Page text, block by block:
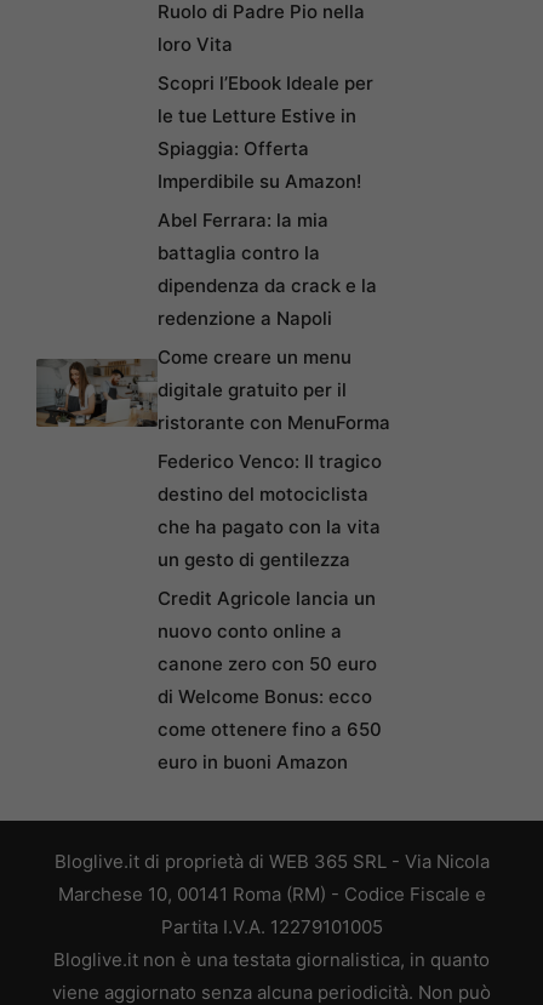
Ruolo di Padre Pio nella
loro Vita
Scopri l’Ebook Ideale per
le tue Letture Estive in
Spiaggia: Offerta
Imperdibile su Amazon!
Abel Ferrara: la mia
battaglia contro la
dipendenza da crack e la
redenzione a Napoli
Come creare un menu
digitale gratuito per il
ristorante con MenuForma
Federico Venco: Il tragico
destino del motociclista
che ha pagato con la vita
un gesto di gentilezza
Credit Agricole lancia un
nuovo conto online a
canone zero con 50 euro
di Welcome Bonus: ecco
come ottenere fino a 650
euro in buoni Amazon
Bloglive.it di proprietà di WEB 365 SRL - Via Nicola
Marchese 10, 00141 Roma (RM) - Codice Fiscale e
Partita I.V.A. 12279101005
Bloglive.it non è una testata giornalistica, in quanto
viene aggiornato senza alcuna periodicità. Non può